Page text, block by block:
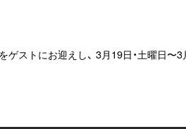
トにお迎えし、 3月19日・土曜日〜